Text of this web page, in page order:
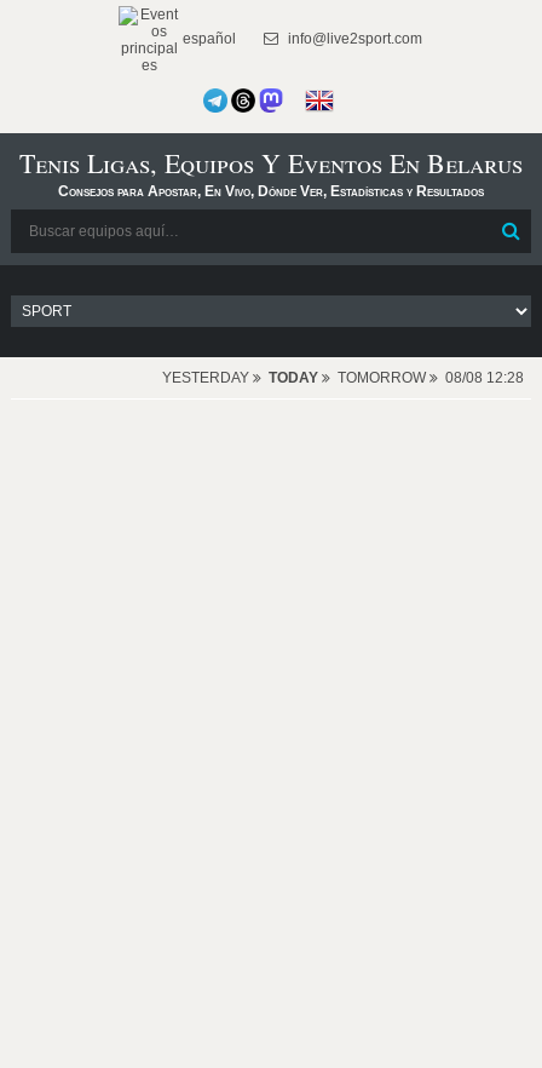
español info@live2sport.com
Tenis Ligas, Equipos Y Eventos En Belarus
Consejos para Apostar, En Vivo, Dónde Ver, Estadísticas y Resultados
YESTERDAY TODAY TOMORROW 08/08 12:28